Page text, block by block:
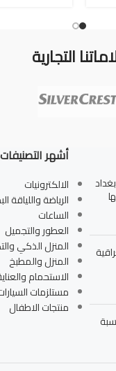
التجارية
أشهر التصنيفات
الالكترونيات
الرياضة واللياقة
الساعات
العطور والتجميل
المنزل الذكي
المنزل والمطبخ
الاستحمام
مستلزمات
منتجات الاطفال